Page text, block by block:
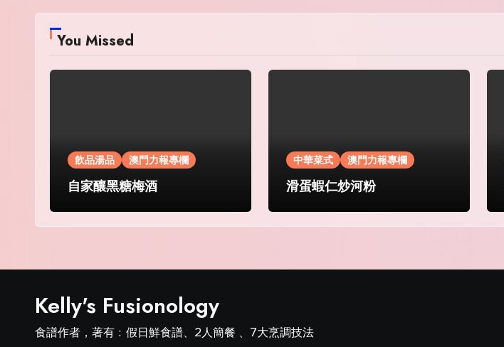
You Missed
飲品湯品 澳門力報專欄
自家釀黑糖梅酒
中華菜式 澳門力報專欄
滑蛋蝦仁炒河粉
Kelly's Fusionology
食譜作者，著有﹕假日鮮食譜、2人簡餐 、7大烹調技法